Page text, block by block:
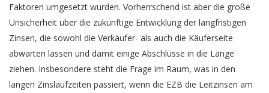
Faktoren umgesetzt wurden. Vorherrschend ist aber die große
Unsicherheit über die zukünftige Entwicklung der langfristigen
Zinsen, die sowohl die Verkäufer- als auch die Käuferseite
abwarten lassen und damit einige Abschlüsse in die Länge
ziehen. Insbesondere steht die Frage im Raum, was in den
langen Zinslaufzeiten passiert, wenn die EZB die Leitzinsen am